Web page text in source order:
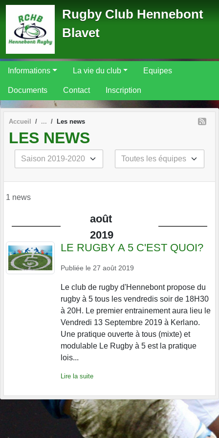
Rugby Club Hennebont
Blavet
Informations La vie du club Equipes
Documents Contact Inscription
Accueil Les news
LES NEWS
1 news
août
2019
LE RUGBY A 5 C'EST QUOI?
Publiée le 27 août 2019
Le club de rugby d'Hennebont propose du
rugby à 5 tous les vendredis soir de 18H30
à 20H. Le premier entrainement aura lieu le
Vendredi 13 Septembre 2019 à Kerlano.
Une pratique ouverte à tous (mixte) et
modulable Le Rugby à 5 est la pratique
lois...
Lire la suite
Panneau de gestion des cookies